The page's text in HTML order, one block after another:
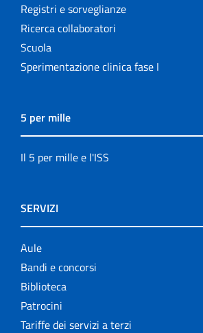
Registri e sorveglianze
Ricerca collaboratori
Scuola
Sperimentazione clinica fase I
5 per mille
Il 5 per mille e l'ISS
SERVIZI
Aule
Bandi e concorsi
Biblioteca
Patrocini
Tariffe dei servizi a terzi